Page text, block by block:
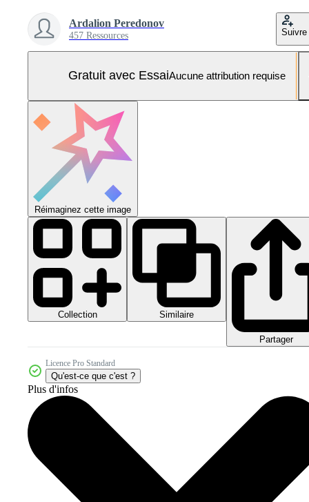
Ardalion Peredonov
457 Ressources Suivre
Gratuit avec EssaiAucune attribution requise
Réimaginez cette image
Collection Similaire
Partager
Licence Pro Standard
Qu'est-ce que c'est ?
Plus d'infos